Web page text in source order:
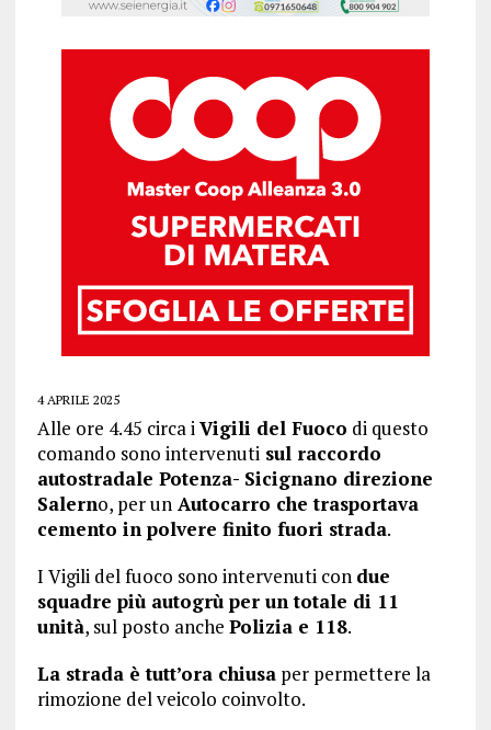
4 APRILE 2025
Alle ore 4.45 circa iVigili del Fuoco di questo
comando sono intervenutisul raccordo
autostradale Potenza- Sicignano direzione
Salerno, per unAutocarro che trasportava
cemento in polvere finito fuori strada.
I Vigili del fuoco sono intervenuti con due
squadre più autogrù per un totale di 11
unità, sul posto anche Polizia e 118.
La strada è tutt’ora chiusaper permettere la
rimozione del veicolo coinvolto.